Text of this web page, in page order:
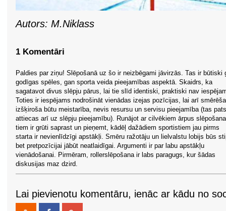
Autors: M.Niklass
1 Komentāri
Paldies par ziņu! Slēpošanā uz šo ir neizbēgami jāvirzās. Tas ir būtiski
godīgas spēles, gan sporta veida pieejamības aspektā. Skaidrs, ka
sagatavot divus slēpju pārus, lai tie slīd identiski, praktiski nav
Toties ir iespējams nodrošināt vienādas izejas pozīcijas, lai arī
izšķiroša būtu meistarība, nevis resursu un servisu pieejamība (tas pats
attiecas arī uz slēpju pieejamību). Runājot ar cilvēkiem ārpus
tiem ir grūti saprast un pieņemt, kādēļ dažādiem sportistiem jau pirms
starta ir nevienlīdzīgi apstākļi. Smēru ražotāju un lielvalstu lobijs būs
bet pretpozīcijai jābūt neatlaidīgai. Argumenti ir par labu apstākļu
vienādošanai. Pirmēram, rollerslēpošana ir labs paragugs, kur šādas
diskusijas maz dzird.
Lai pievienotu komentāru, ienāc ar kādu no